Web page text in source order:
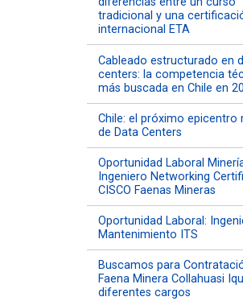
tradicional y una
internacional ETA
Cableado estructurado en
centers: la competencia
más buscada en Chile en
Chile: el próximo epicentro
de Data Centers
Oportunidad Laboral
Ingeniero Networking
CISCO Faenas Mineras
Oportunidad Laboral:
Mantenimiento ITS
Buscamos para
Faena Minera Collahuasi
diferentes cargos